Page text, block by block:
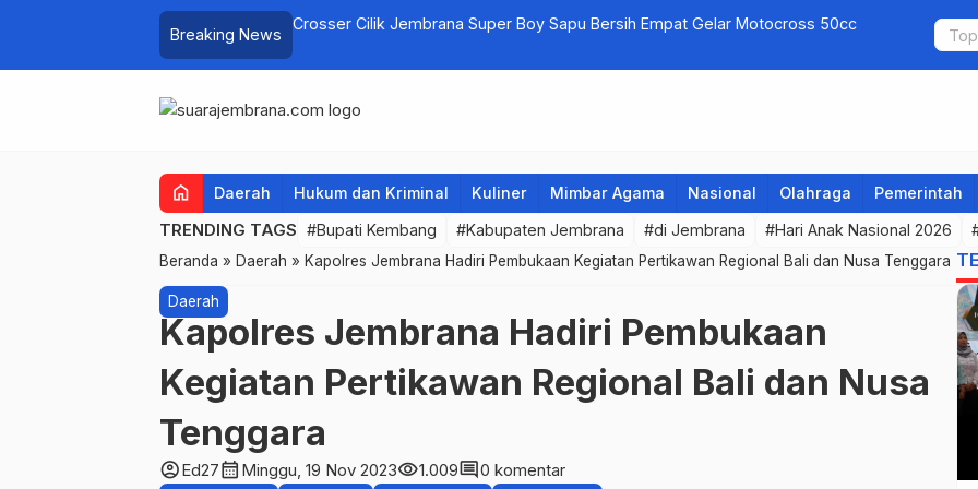
Breaking News
Crosser Cilik Jembrana Super Boy Sapu Bersih Empat Gelar Motocross 50cc Jembrana
home Daerah Hukum dan Kriminal Kuliner Mimbar Agama Nasional Olahraga Pemerintah
TRENDING TAGS #Bupati Kembang #Kabupaten Jembrana #di Jembrana #Hari Anak Nasional 2026
Beranda » Daerah » Kapolres Jembrana Hadiri Pembukaan Kegiatan Pertikawan Regional Bali dan Nusa Tenggara
Daerah
Kapolres Jembrana Hadiri Pembukaan
Kegiatan Pertikawan Regional Bali dan Nusa
Tenggara
account_circleEd27calendar_month Minggu, 19 Nov 2023visibility1.009comment0 komentar